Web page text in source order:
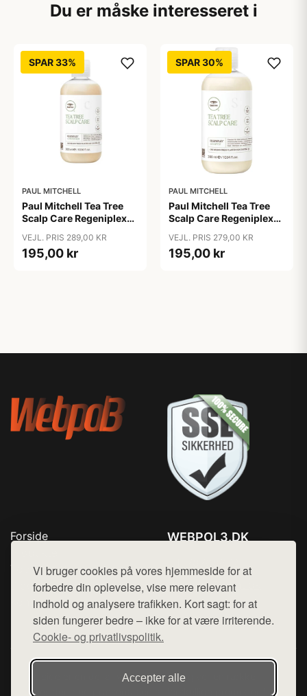
Vi bruger cookies på vores hjemmeside for at
forbedre din oplevelse, vise mere relevant
indhold og analysere trafikken. Kort sagt: for at
siden fungerer bedre – ikke for at være irriterende.
Cookie- og privatlivspolitik.
Accepter alle
Du er måske interesseret i
SPAR 33%
PAUL MITCHELL
Paul Mitchell Tea Tree
Scalp Care Regeniplex
VEJL. PRIS 289,00 KR
195,00 kr
SPAR 30%
PAUL MITCHELL
Paul Mitchell Tea Tree
Scalp Care Regeniplex
VEJL. PRIS 279,00 KR
195,00 kr
Forside
Top Rabatter
Blog
Kontakt
WEBPOL3.DK
Mail: hej@want.dk
Cookie- og privatlivspolitik
Denne side er en del af want.dk, der udgiver en række
hjemmesider med præsentation af forskellige produkter fra